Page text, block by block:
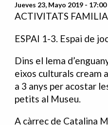
Jueves 23, Mayo 2019 - 17:00
ACTIVITATS
ESPAI 1-3. Espai de
Dins el lema
eixos culturals cream
a 3 anys per acostar
petits al Museu.
A càrrec de Catalina